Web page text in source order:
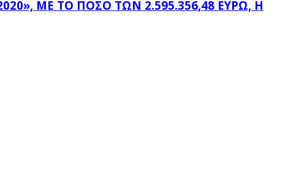
ΜΕ ΤΟ ΠΟΣΌ ΤΩΝ 2.595.356,48 ΕΥΡΏ, Η